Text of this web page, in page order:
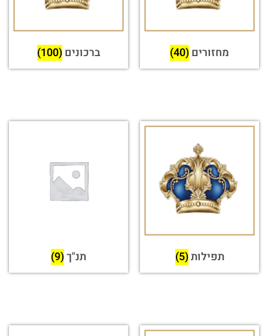
מחזורים(40) ברכונים(100)
תפילות(5) תנ"ך(9)